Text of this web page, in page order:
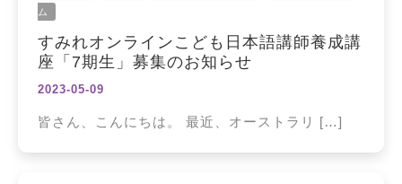
ム
すみれオンラインこども日本語講師養成講
座「7期生」募集のお知らせ
2023-05-09
皆さん、こんにちは。 最近、オーストラリ […]